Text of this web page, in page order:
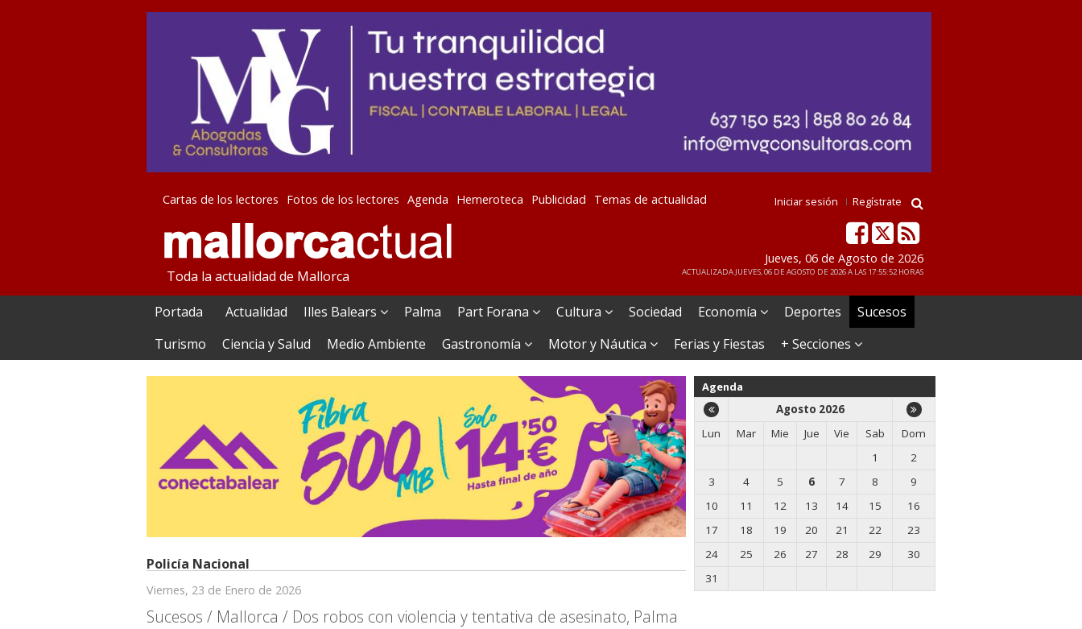
Cartas de los lectores Fotos de los lectores Agenda Hemeroteca Publicidad Temas de actualidad Iniciar sesión Regístrate
Toda la actualidad de Mallorca
Jueves, 06 de Agosto de 2026
ACTUALIZADA JUEVES, 06 DE AGOSTO DE 2026 A LAS 17:55:52 HORAS
Portada Actualidad Illes Balears Palma Part Forana Cultura Sociedad Economía Deportes
Sucesos
Turismo
Ciencia y Salud Medio Ambiente Gastronomía Motor y Náutica Ferias y Fiestas + Secciones
Policía Nacional
Viernes, 23 de Enero de 2026
Sucesos / Mallorca / Dos robos con violencia y tentativa de asesinato, Palma
Agenda
Agosto 2026
Lun
Mar Mie Jue Vie Sab
Dom
1
2
3
4 5 6 7 8
9
10
11 12 13 14 15
16
17
18 19 20 21 22
23
24
25 26 27 28 29
30
31